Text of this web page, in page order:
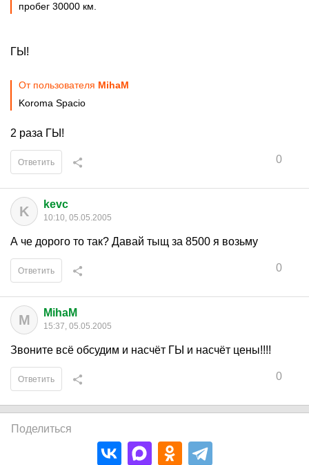
пробег 30000 км.
ГЫ!
От пользователя MihaM
Koroma Spacio
2 раза ГЫ!
0
Ответить
K kevc
10:10, 05.05.2005
А че дорого то так? Давай тыщ за 8500 я возьму
0
Ответить
M MihaM
15:37, 05.05.2005
Звоните всё обсудим и насчёт ГЫ и насчёт цены!!!!
0
Ответить
Поделиться